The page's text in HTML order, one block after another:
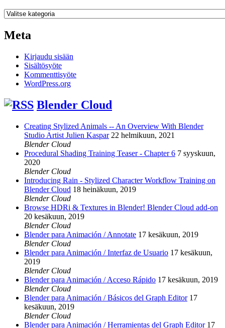
Kategoriat
Meta
Kirjaudu sisään
Sisältösyöte
Kommenttisyöte
WordPress.org
Blender Cloud
Creating Stylized Animals -- An Overview With Blender
Studio Artist Julien Kaspar 22 helmikuun, 2021
Blender Cloud
Procedural Shading Training Teaser - Chapter 6 7 syyskuun,
2020
Blender Cloud
Introducing Rain - Stylized Character Workflow Training on
Blender Cloud 18 heinäkuun, 2019
Blender Cloud
Browse HDRi & Textures in Blender! Blender Cloud add-on
20 kesäkuun, 2019
Blender Cloud
Blender para Animación / Annotate 17 kesäkuun, 2019
Blender Cloud
Blender para Animación / Interfaz de Usuario 17 kesäkuun,
2019
Blender Cloud
Blender para Animación / Acceso Rápido 17 kesäkuun, 2019
Blender Cloud
Blender para Animación / Básicos del Graph Editor 17
kesäkuun, 2019
Blender Cloud
Blender para Animación / Herramientas del Graph Editor 17